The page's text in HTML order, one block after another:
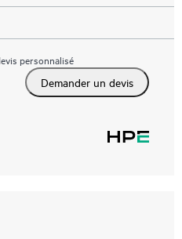
personnalisé
Demander un devis